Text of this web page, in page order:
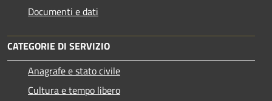
Documenti e dati
CATEGORIE DI SERVIZIO
Anagrafe e stato civile
Cultura e tempo libero